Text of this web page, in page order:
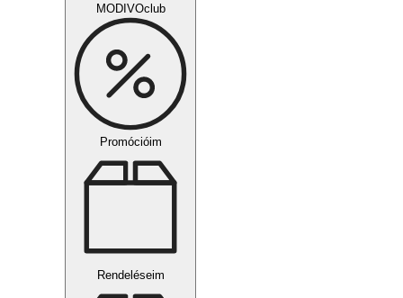
MODIVOclub
Promócióim
Rendeléseim